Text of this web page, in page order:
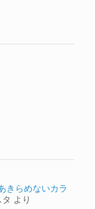
きらめないカラ
より